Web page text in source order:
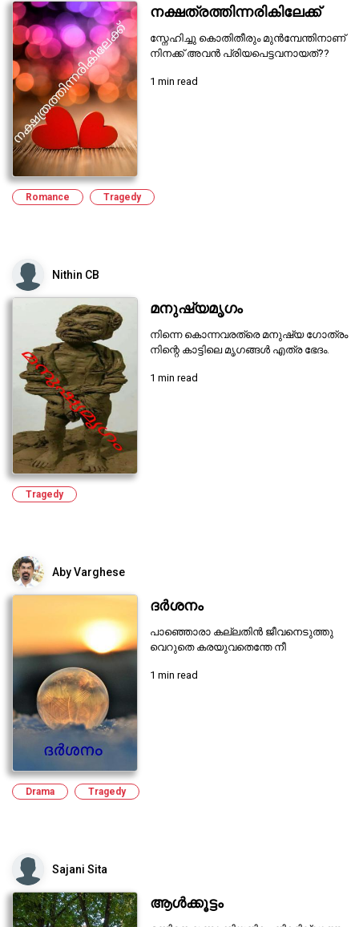
നക്ഷത്രത്തിന്നരികിലേക്ക്
സ്നേഹിച്ചു കൊതിതീരും മുൻമ്പേന്തിനാണ്
നിനക്ക് അവൻ പ്രിയപെട്ടവനായത്??
1 min read
Romance Tragedy
Nithin CB
മനുഷ്യമൃഗം
നിന്നെ കൊന്നവരത്രെ മനുഷ്യ ഗോത്രം
നിന്റെ കാട്ടിലെ മൃഗങ്ങൾ എത്ര ഭേദം.
1 min read
Tragedy
Aby Varghese
ദർശനം
പാഞ്ഞൊരാ കല്ലതിൻ ജീവനെടുത്തു
വെറുതെ കരയുവതെന്തേ നീ
1 min read
Drama Tragedy
Sajani Sita
ആൾക്കൂട്ടം